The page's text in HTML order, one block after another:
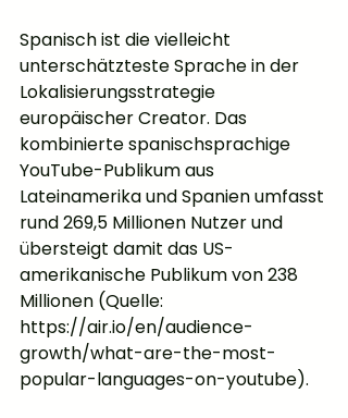
Spanisch ist die vielleicht
unterschätzteste Sprache in der
Lokalisierungsstrategie
europäischer Creator. Das
kombinierte spanischsprachige
YouTube-Publikum aus
Lateinamerika und Spanien umfasst
rund 269,5 Millionen Nutzer und
übersteigt damit das US-
amerikanische Publikum von 238
Millionen (Quelle:
https://air.io/en/audience-
growth/what-are-the-most-
popular-languages-on-youtube).